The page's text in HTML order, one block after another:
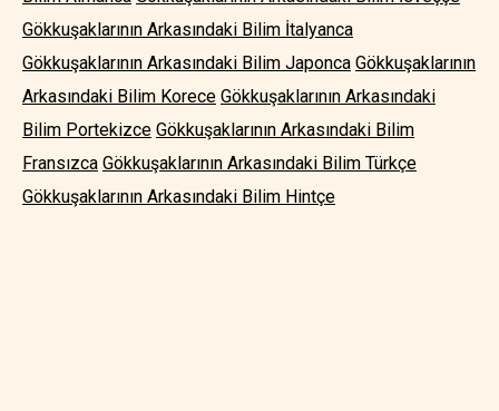
Gökkuşaklarının Arkasındaki Bilim İtalyanca
Gökkuşaklarının Arkasındaki Bilim Japonca Gökkuşaklarının
Arkasındaki Bilim Korece Gökkuşaklarının Arkasındaki
Bilim Portekizce Gökkuşaklarının Arkasındaki Bilim
Fransızca Gökkuşaklarının Arkasındaki Bilim Türkçe
Gökkuşaklarının Arkasındaki Bilim Hintçe